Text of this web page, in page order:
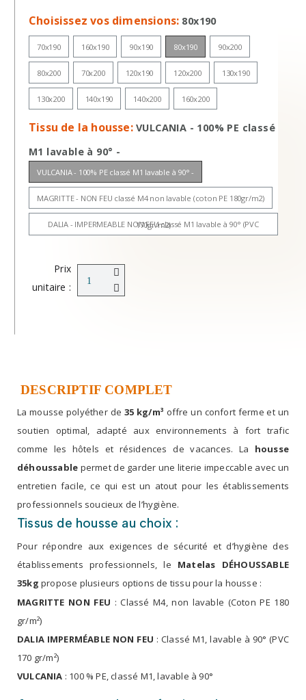
Choisissez vos dimensions 80x190
70x190 160x190 90x190 80x190 90x200
80x200 70x200 120x190 120x200 130x190
130x200 140x190 140x200 160x200
Tissu de la housse VULCANIA - 100% PE classé
M1 lavable à 90° -
VULCANIA - 100% PE classé M1 lavable à 90° -
MAGRITTE - NON FEU classé M4 non lavable (coton PE 180gr/m2)
DALIA - IMPERMEABLE NON FEU classé M1 lavable à 90° (PVC 170gr/m2)
Prix
unitaire :
DESCRIPTIF COMPLET
La mousse polyéther de 35 kg/m³ offre un confort ferme et un
soutien optimal, adapté aux environnements à fort trafic
comme les hôtels et résidences de vacances. La housse
déhoussable permet de garder une literie impeccable avec un
entretien facile, ce qui est un atout pour les établissements
professionnels soucieux de l’hygiène.
Tissus de housse au choix :
Pour répondre aux exigences de sécurité et d’hygiène des
établissements professionnels, le Matelas DÉHOUSSABLE
35kg propose plusieurs options de tissu pour la housse :
MAGRITTE NON FEU : Classé M4, non lavable (Coton PE 180
gr/m²)
DALIA IMPERMÉABLE NON FEU : Classé M1, lavable à 90° (PVC
170 gr/m²)
VULCANIA : 100 % PE, classé M1, lavable à 90°